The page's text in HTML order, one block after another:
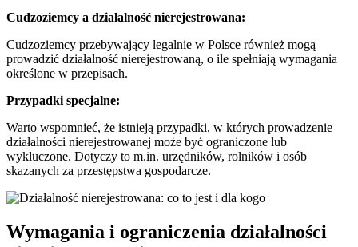
Cudzoziemcy a działalność nierejestrowana:
Cudzoziemcy przebywający legalnie w Polsce również mogą
prowadzić działalność nierejestrowaną, o ile spełniają wymagania
określone w przepisach.
Przypadki specjalne:
Warto wspomnieć, że istnieją przypadki, w których prowadzenie
działalności nierejestrowanej może być ograniczone lub
wykluczone. Dotyczy to m.in. urzędników, rolników i osób
skazanych za przestępstwa gospodarcze.
Wymagania i ograniczenia działalności